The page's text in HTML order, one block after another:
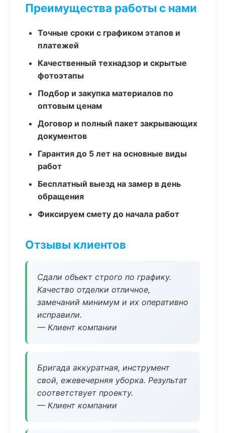
Преимущества работы с нами
Точные сроки с графиком этапов и
платежей
Качественный технадзор и скрытые
фотоэтапы
Подбор и закупка материалов по
оптовым ценам
Договор и полный пакет закрывающих
документов
Гарантия до 5 лет на основные виды
работ
Бесплатный выезд на замер в день
обращения
Фиксируем смету до начала работ
Отзывы клиентов
Сдали объект строго по графику.
Качество отделки отличное,
замечаний минимум и их оперативно
исправили.
— Клиент компании
Бригада аккуратная, инструмент
свой, ежевечерняя уборка. Результат
соответствует проекту.
— Клиент компании